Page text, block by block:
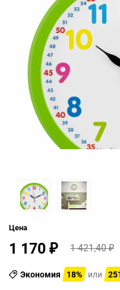
Цена
1 170 ₽ 1 421,40₽
Экономия 18% или